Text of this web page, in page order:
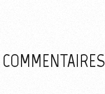
COMMENTAIRES